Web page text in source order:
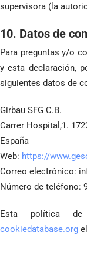
supervisora (la
10. Datos de
Para preguntas y/o
y esta declaración,
siguientes datos de
Girbau SFG C.B.
Carrer Hospital,1.
España
Web: https://
Correo electrónico:
Número de teléfono:
Esta política
cookiedatabase.org